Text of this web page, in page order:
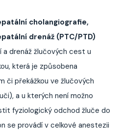
cholangiografie,
drenáž (PTC/PTD)
a drenáž žlučových cest u
která je způsobena
či překážkou ve žlučových
a u kterých není možno
fyziologický odchod žluče do
se provádí v celkové anestezii